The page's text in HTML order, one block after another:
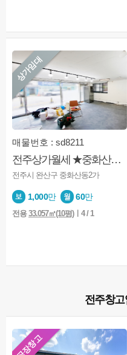
상가임대
매물번호 : sd8211
전주상가월세 ★중화산동2가★1층★도로변★유동차량,인구 多
전주시 완산구 중화산동2가
1,000만 60만
전용33.057㎡(10평)ㅣ4 / 1
전주창
공장창고